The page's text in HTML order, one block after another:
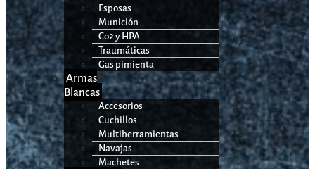
Esposas
Munición
Co2 y HPA
Traumáticas
Gas pimienta
Armas
Blancas
Accesorios
Cuchillos
Multiherramientas
Navajas
Machetes